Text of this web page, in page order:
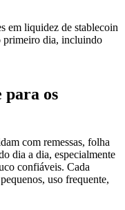
em liquidez de stablecoin
primeiro dia, incluindo
para os
com remessas, folha
dia a dia, especialmente
confiáveis. Cada
uso frequente,